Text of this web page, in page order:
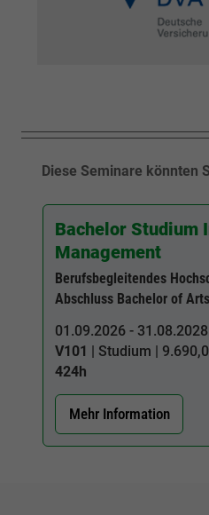
Diese Seminare könnten
Bachelor Studium
Management
Berufsbegleitendes
Abschluss Bachelor of Arts
01.09.2026 -
V101
| Studium |
424h
Mehr Information